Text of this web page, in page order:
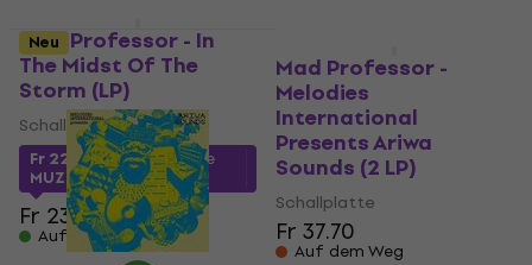
Mad Professor - In
The Midst Of The
Storm (LP)
Schallplatte
Fr 22.03mit dem Code
MUZMUZ-5
Fr 23.90
Auf Lager
Mad Professor -
Melodies
International
Presents Ariwa
Sounds (2 LP)
Schallplatte
Fr 37.70
Auf dem Weg
Neu